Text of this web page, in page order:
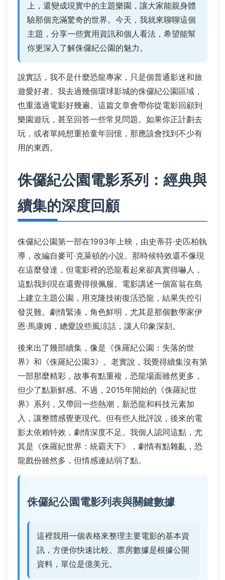
上，還變成現實中的主題樂園，讓大家能親身體
驗那個充滿驚奇的世界。今天，我就來聊聊這個
主題，分享一些實用資訊和個人看法，希望能幫
你更深入了解侏儸紀公園的魅力。
說實話，我不是什麼恐龍專家，只是個普通影迷和旅
遊愛好者。我去過幾個環球影城的侏儸紀公園區域，
也重溫過電影好幾遍。這篇文章會帶你從電影回顧到
樂園遊玩，甚至回答一些常見問題。如果你正計劃去
玩，或者單純想重拾童年回憶，那應該會找到不少有
用的東西。
侏儸紀公園電影系列：經典與
續集的深度回顧
侏儸紀公園第一部在1993年上映，由史蒂芬·史匹柏執
導，改編自麥可·克萊頓的小說。那時候特效還不像現
在這麼發達，但電影裡的恐龍看起來卻真實得嚇人，
這點我到現在還覺得很佩服。電影講述一個富翁在島
上建立主題公園，用克隆技術復活恐龍，結果失控引
發災難。劇情緊湊，角色鮮明，尤其是那個數學家伊
恩·馬康姆，總愛說些風涼話，讓人印象深刻。
後來出了幾部續集，像是《侏羅紀公園：失落的世
界》和《侏羅紀公園3》。老實說，我覺得續集沒有第
一部那麼精彩，故事有點重複，恐龍場面雖然更多，
但少了點新鮮感。不過，2015年開始的《侏羅紀世
界》系列，又帶回一些熱潮，新恐龍和科技元素加
入，讓整體感覺更現代。但有些人批評說，後來的電
影太依賴特效，劇情深度不足。我個人認同這點，尤
其是《侏羅紀世界：統霸天下》，劇情有點雜亂，恐
龍戲份雖然多，但情感連結弱了點。
侏儸紀公園電影列表與關鍵數據
這裡我用一個表格來整理主要電影的基本資
訊，方便你快速比較。票房數據是根據公開
資料，單位是億美元。